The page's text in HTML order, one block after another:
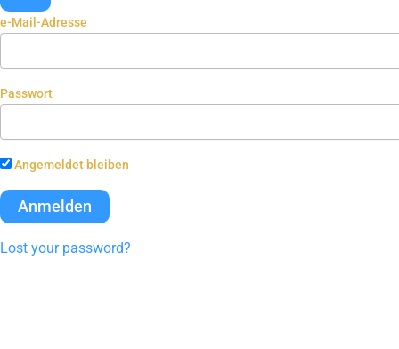
e-Mail-Adresse
Passwort
Angemeldet bleiben
Lost your password?